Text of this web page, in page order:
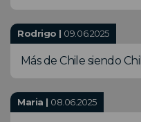
Rodrigo | 09.06.2025
Más de Chile siendo
Maria | 08.06.2025